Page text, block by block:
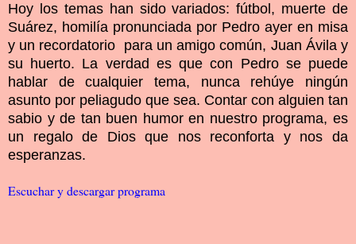
Hoy los temas han sido variados: fútbol, muerte de
Suárez, homilía pronunciada por Pedro ayer en misa
y un recordatorio para un amigo común, Juan Ávila y
su huerto. La verdad es que con Pedro se puede
hablar de cualquier tema, nunca rehúye ningún
asunto por peliagudo que sea. Contar con alguien tan
sabio y de tan buen humor en nuestro programa, es
un regalo de Dios que nos reconforta y nos da
esperanzas.
Escuchar y descargar programa